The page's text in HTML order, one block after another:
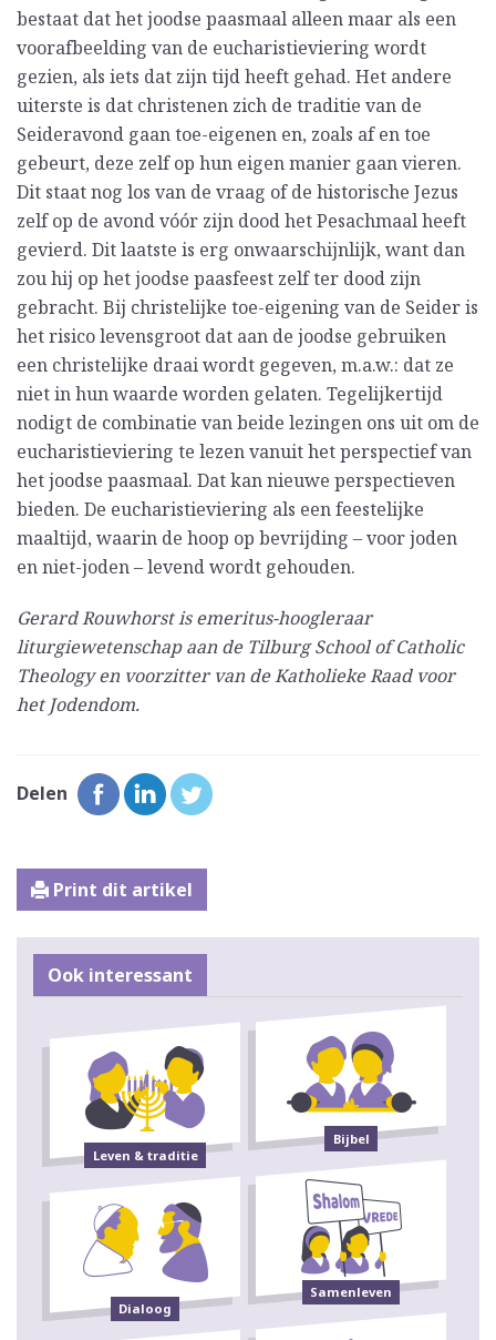
bestaat dat het joodse paasmaal alleen maar als een
voorafbeelding van de eucharistieviering wordt
gezien, als iets dat zijn tijd heeft gehad. Het andere
uiterste is dat christenen zich de traditie van de
Seideravond gaan toe-eigenen en, zoals af en toe
gebeurt, deze zelf op hun eigen manier gaan vieren.
Dit staat nog los van de vraag of de historische Jezus
zelf op de avond vóór zijn dood het Pesachmaal heeft
gevierd. Dit laatste is erg onwaarschijnlijk, want dan
zou hij op het joodse paasfeest zelf ter dood zijn
gebracht. Bij christelijke toe-eigening van de Seider is
het risico levensgroot dat aan de joodse gebruiken
een christelijke draai wordt gegeven, m.a.w.: dat ze
niet in hun waarde worden gelaten. Tegelijkertijd
nodigt de combinatie van beide lezingen ons uit om de
eucharistieviering te lezen vanuit het perspectief van
het joodse paasmaal. Dat kan nieuwe perspectieven
bieden. De eucharistieviering als een feestelijke
maaltijd, waarin de hoop op bevrijding – voor joden
en niet-joden – levend wordt gehouden.
Gerard Rouwhorst is emeritus-hoogleraar
liturgiewetenschap aan de Tilburg School of Catholic
Theology en voorzitter van de Katholieke Raad voor
het Jodendom.
Delen
Print dit artikel
Ook interessant
Leven & traditie
Bijbel
Dialoog
Samenleven